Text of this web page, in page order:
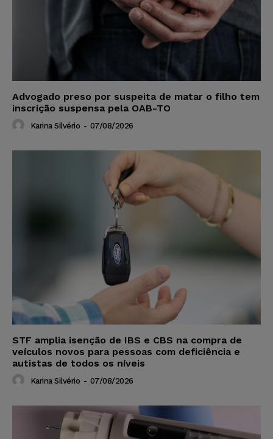
Advogado preso por suspeita de matar o filho tem
inscrição suspensa pela OAB-TO
Karina Silvério - 07/08/2026
STF amplia isenção de IBS e CBS na compra de
veículos novos para pessoas com deficiência e
autistas de todos os níveis
Karina Silvério - 07/08/2026